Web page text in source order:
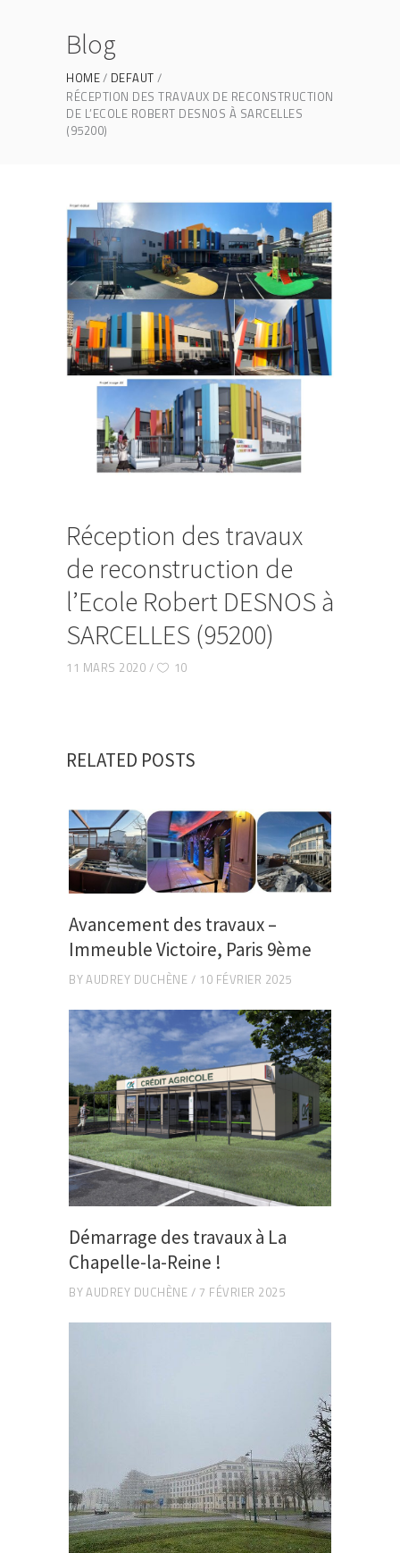
Blog
HOME
DEFAUT
RÉCEPTION DES TRAVAUX DE RECONSTRUCTION
DE L’ECOLE ROBERT DESNOS À SARCELLES
(95200)
Réception des travaux
de reconstruction de
l’Ecole Robert DESNOS à
SARCELLES (95200)
11 MARS 2020 10
RELATED POSTS
Avancement des travaux –
Immeuble Victoire, Paris 9ème
BYAUDREY DUCHÈNE 10 FÉVRIER 2025
Démarrage des travaux à La
Chapelle-la-Reine !
BYAUDREY DUCHÈNE 7 FÉVRIER 2025